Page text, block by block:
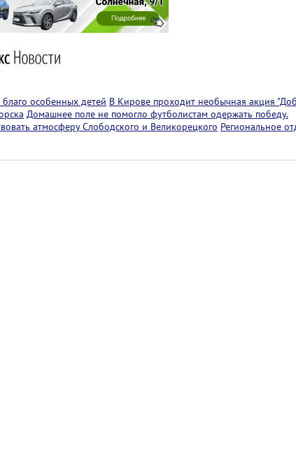
особенных детей В Кирове проходит необычная акция
Домашнее поле не помогло футболистам одержать победу.
атмосферу Слободского и Великорецкого Региональное